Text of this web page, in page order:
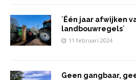
´Één jaar afwijken
landbouwregels´
11 februari 2024
Geen gangbaar,